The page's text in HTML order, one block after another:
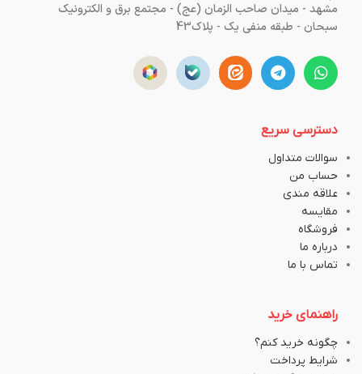
مشهد - میدان صاحب الزمان (عج) - مجتمع برق و الکترونیک
سبحان - طبقه منفی یک - پلاک43
دسترسی سریع
سوالات متداول
حساب من
علاقه مندی
مقایسه
فروشگاه
درباره ما
تماس با ما
راهنمای خرید
چگونه خرید کنم؟
شرایط پرداخت